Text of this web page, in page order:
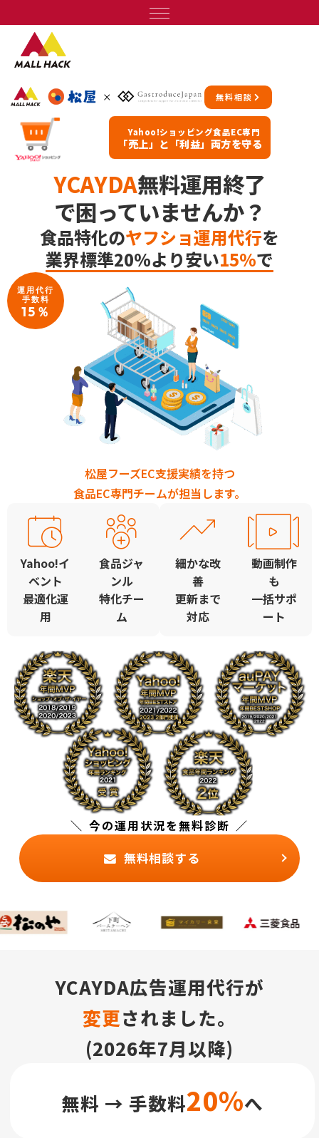
無料相談
Yahoo!ショッピング食品EC専門
「売上」と「利益」両方を守る
YCAYDA無料運用終了
で困っていませんか？
食品特化のヤフショ運用代行を
業界標準20%より安い15%で
運用代行
手数料
15％
松屋フーズEC支援実績を持つ
食品EC専門チームが担当します。
Yahoo!イ
ベント
最適化運
用
食品ジャ
ンル
特化チー
ム
細かな改
善
更新まで
対応
動画制作
も
一括サポ
ート
今の運用状況を無料診断
無料相談する
YCAYDA広告運用代行が
変更されました。
(2026年7月以降)
無料 → 手数料20％へ